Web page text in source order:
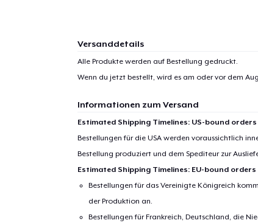
Versanddetails
Alle Produkte werden auf Bestellung gedruckt.
Wenn du jetzt bestellt, wird es am oder vor dem
Informationen zum Versand
Estimated Shipping Timelines: US-bound orders
Bestellungen für die USA werden voraussichtlich
Bestellung produziert und dem Spediteur zur
Estimated Shipping Timelines: EU-bound orders
Bestellungen für das Vereinigte Königreich
der Produktion an.
Bestellungen für Frankreich, Deutschland, die